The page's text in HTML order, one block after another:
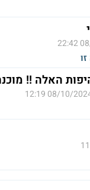
האלה !!
08/10/2024